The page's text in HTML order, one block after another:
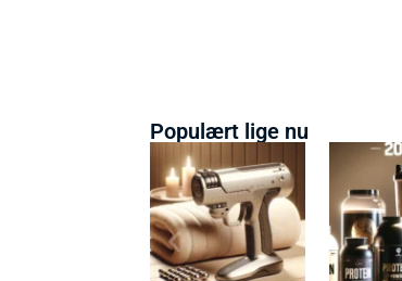
Populært lige nu